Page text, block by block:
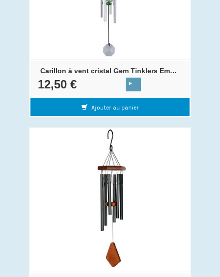
Carillon à vent cristal Gem Tinklers Emeraude
12,50 €
Ajouter au panier